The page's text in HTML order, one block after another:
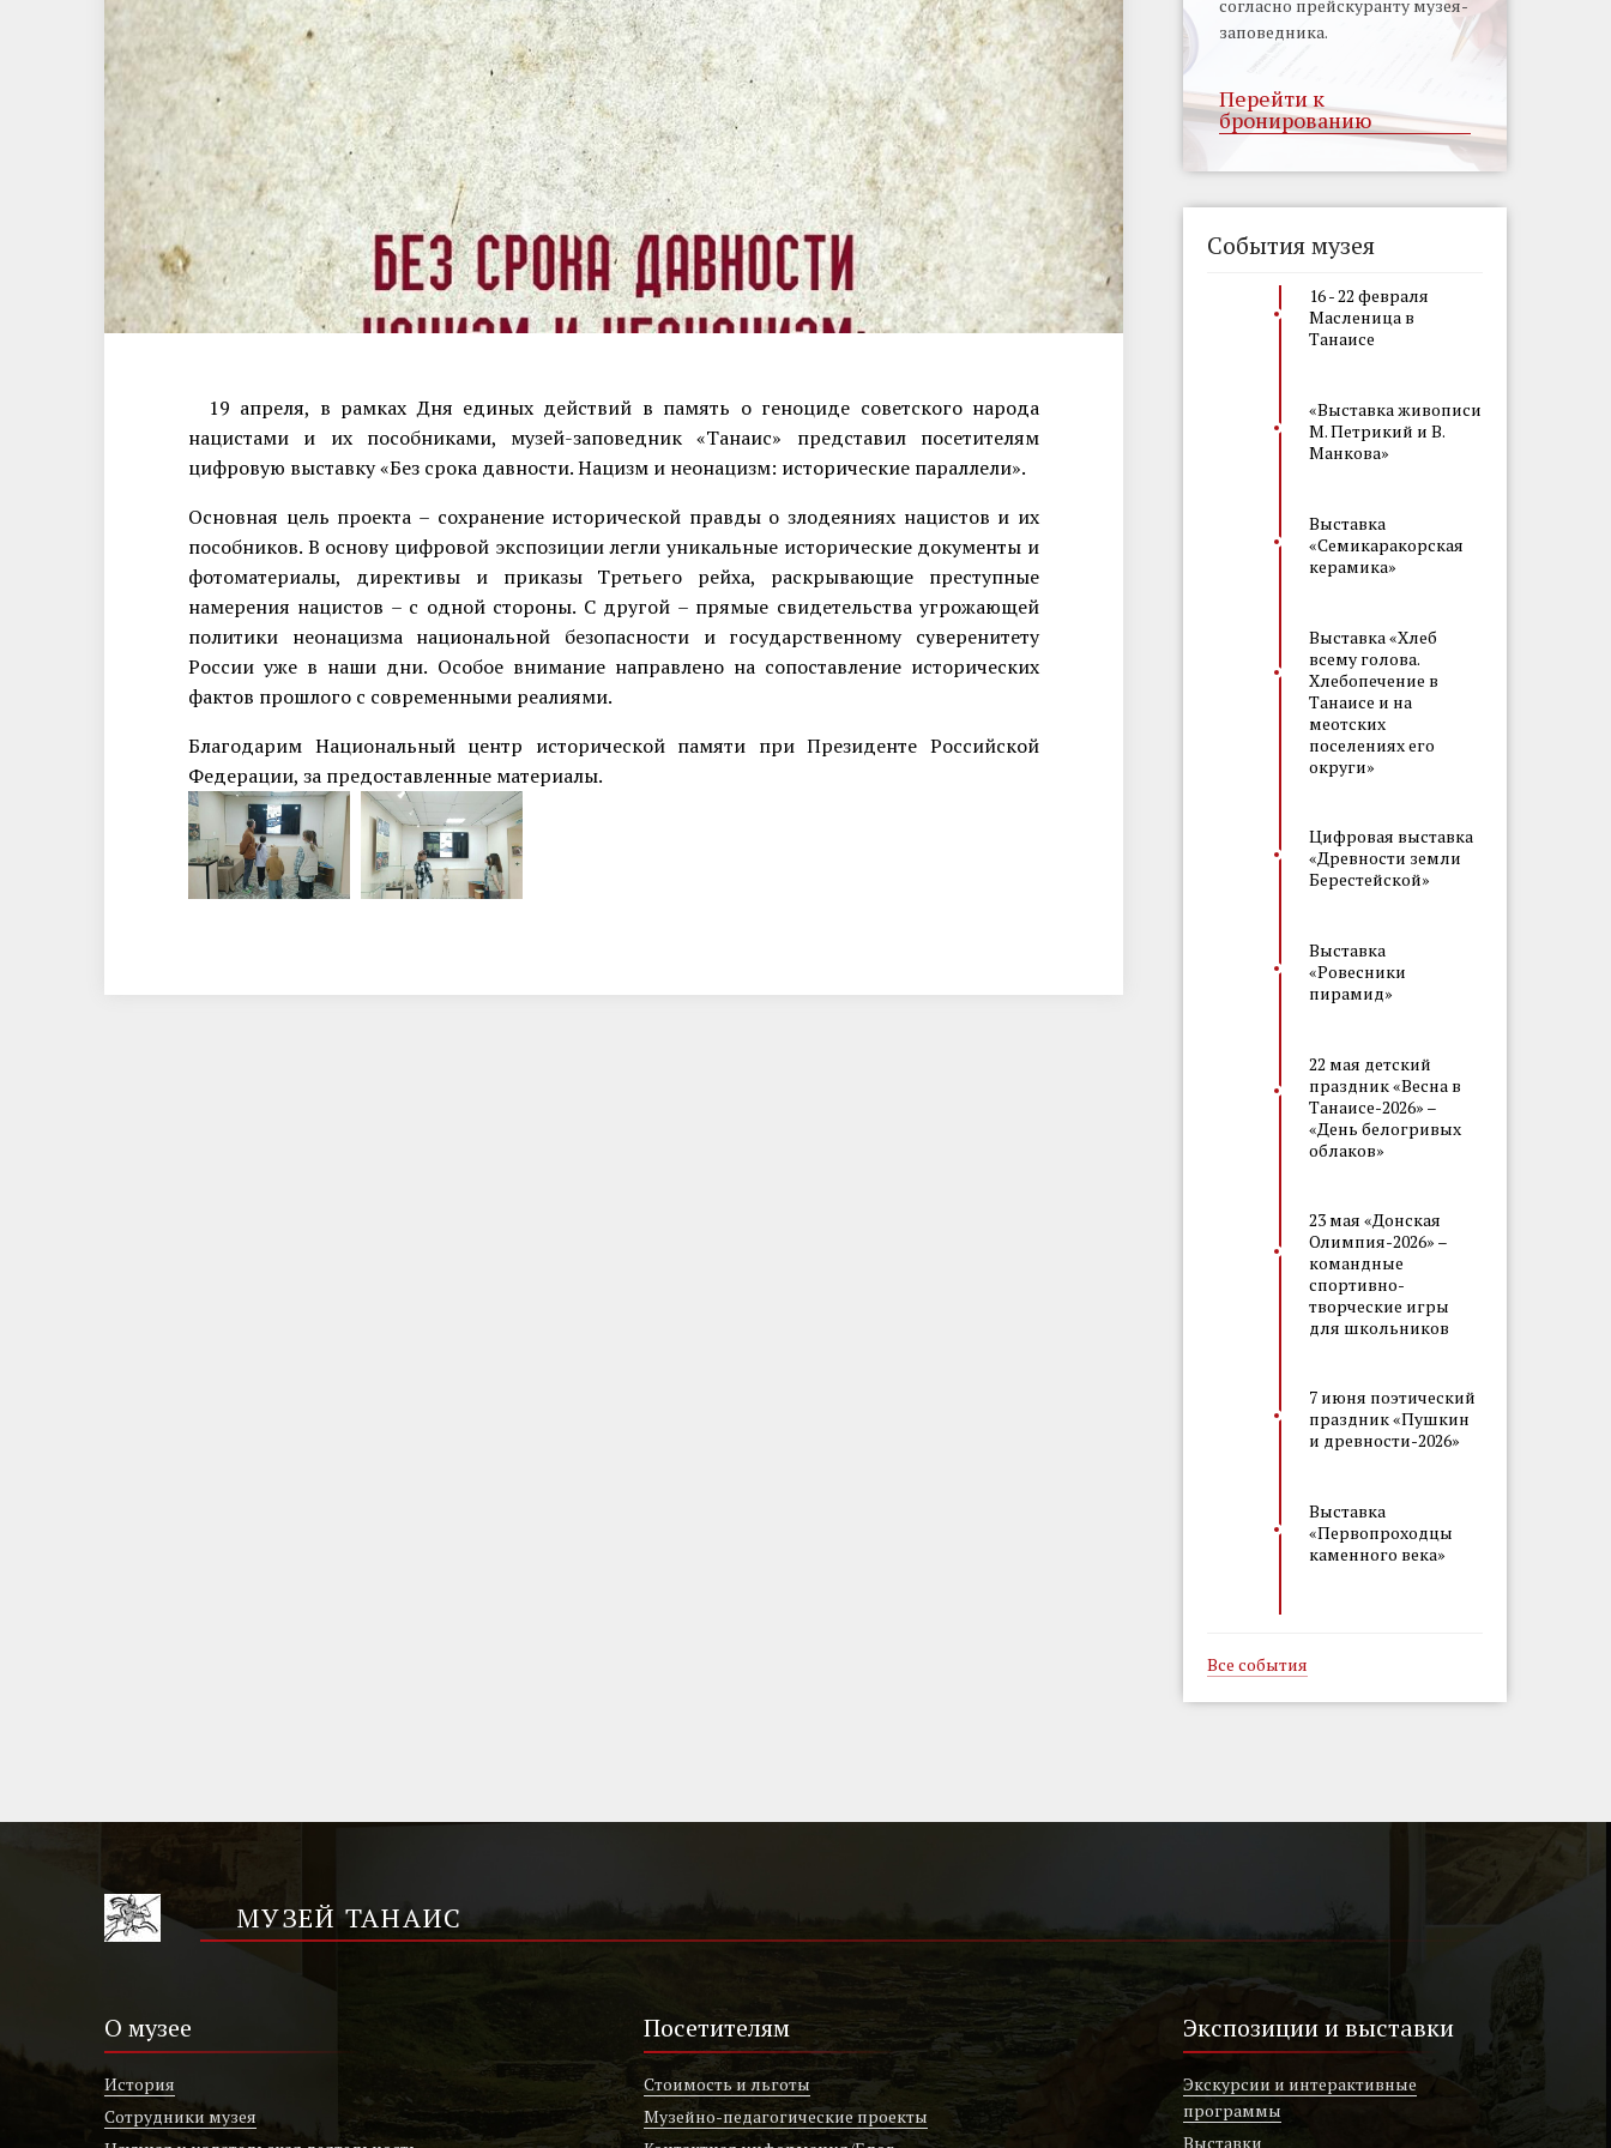
19 апреля, в рамках Дня единых действий в память о геноциде советского народа
нацистами и их пособниками, музей-заповедник «Танаис» представил посетителям
цифровую выставку «Без срока давности. Нацизм и неонацизм: исторические параллели».
Основная цель проекта – сохранение исторической правды о злодеяниях нацистов и их
пособников. В основу цифровой экспозиции легли уникальные исторические документы и
фотоматериалы, директивы и приказы Третьего рейха, раскрывающие преступные
намерения нацистов – с одной стороны. С другой – прямые свидетельства угрожающей
политики неонацизма национальной безопасности и государственному суверенитету
России уже в наши дни. Особое внимание направлено на сопоставление исторических
фактов прошлого с современными реалиями.
Благодарим Национальный центр исторической памяти при Президенте Российской
Федерации, за предоставленные материалы.
согласно прейскуранту музея-
заповедника.
Перейти к
бронированию
События музея
16 - 22 февраля
Масленица в
Танаисе
«Выставка живописи
М. Петрикий и В.
Манкова»
Выставка
«Семикаракорская
керамика»
Выставка «Хлеб
всему голова.
Хлебопечение в
Танаисе и на
меотских
поселениях его
округи»
Цифровая выставка
«Древности земли
Берестейской»
Выставка
«Ровесники
пирамид»
22 мая детский
праздник «Весна в
Танаисе-2026» –
«День белогривых
облаков»
23 мая «Донская
Олимпия-2026» –
командные
спортивно-
творческие игры
для школьников
7 июня поэтический
праздник «Пушкин
и древности-2026»
Выставка
«Первопроходцы
каменного века»
Все события
МУЗЕЙ ТАНАИС
О музее
История
Сотрудники музея
Посетителям
Стоимость и льготы
Музейно-педагогические проекты
Экспозиции и выставки
Экскурсии и интерактивные
программы
Выставки